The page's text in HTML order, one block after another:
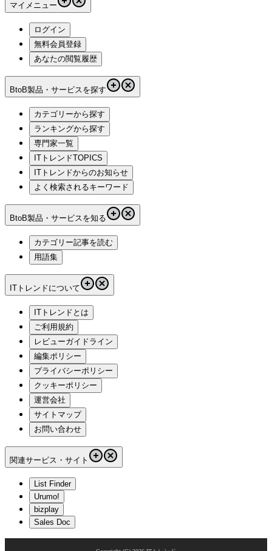
マイメニュー
ログイン
無料会員登録
あなたの閲覧履歴
BtoB製品・サービスを探す
カテゴリーから探す
ランキングから探す
専門家一覧
ITトレンドTOPICS
ITトレンドからのお知らせ
よく検索されるキーワード
BtoB製品・サービスを知る
カテゴリー記事を読む
用語集
ITトレンドについて
ITトレンドとは
ご利用規約
レビューガイドライン
編集ポリシー
プライバシーポリシー
クッキーポリシー
運営会社
サイトマップ
お問い合わせ
関連サービス・サイト
List Finder
Urumo!
bizplay
Sales Doc